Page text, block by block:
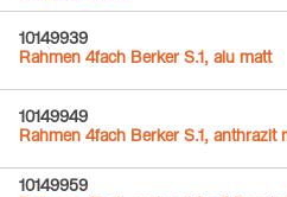
10149939
Rahmen 4fach Berker S.1, alu matt
10149949
Rahmen 4fach Berker S.1, anthrazit
10149959